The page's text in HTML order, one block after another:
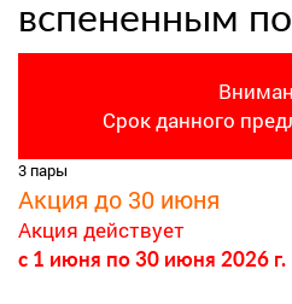
вспененным
Срок данного
3 пары
Акция до 30 июня
Акция действует
c 1 июня по 30 июня 2026 г.